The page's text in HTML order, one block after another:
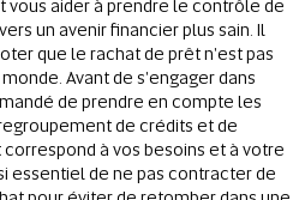
aider à prendre le contrôle de
un avenir financier plus sain. Il
que le rachat de prêt n'est pas
Avant de s'engager dans
de prendre en compte les
de crédits et de
à vos besoins et à votre
essentiel de ne pas contracter de